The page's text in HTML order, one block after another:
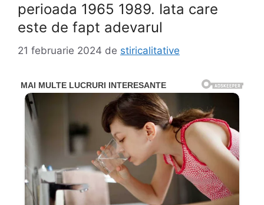
perioada 1965 1989. Iata care
este de fapt adevarul
21 februarie 2024 de stiricalitative